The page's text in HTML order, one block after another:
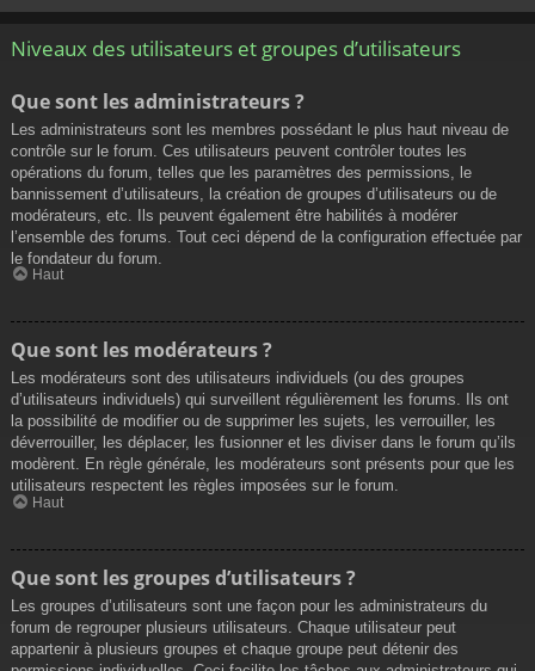
Niveaux des utilisateurs et groupes d’utilisateurs
Que sont les administrateurs ?
Les administrateurs sont les membres possédant le plus haut niveau de
contrôle sur le forum. Ces utilisateurs peuvent contrôler toutes les
opérations du forum, telles que les paramètres des permissions, le
bannissement d’utilisateurs, la création de groupes d’utilisateurs ou de
modérateurs, etc. Ils peuvent également être habilités à modérer
l’ensemble des forums. Tout ceci dépend de la configuration effectuée par
le fondateur du forum.
Haut
Que sont les modérateurs ?
Les modérateurs sont des utilisateurs individuels (ou des groupes
d’utilisateurs individuels) qui surveillent régulièrement les forums. Ils ont
la possibilité de modifier ou de supprimer les sujets, les verrouiller, les
déverrouiller, les déplacer, les fusionner et les diviser dans le forum qu’ils
modèrent. En règle générale, les modérateurs sont présents pour que les
utilisateurs respectent les règles imposées sur le forum.
Haut
Que sont les groupes d’utilisateurs ?
Les groupes d’utilisateurs sont une façon pour les administrateurs du
forum de regrouper plusieurs utilisateurs. Chaque utilisateur peut
appartenir à plusieurs groupes et chaque groupe peut détenir des